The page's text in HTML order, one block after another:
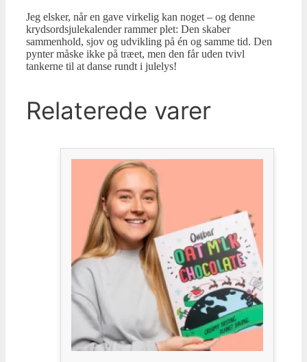
Jeg elsker, når en gave virkelig kan noget – og denne
krydsordsjulekalender rammer plet: Den skaber
sammenhold, sjov og udvikling på én og samme tid. Den
pynter måske ikke på træet, men den får uden tvivl
tankerne til at danse rundt i julelys!
Relaterede varer